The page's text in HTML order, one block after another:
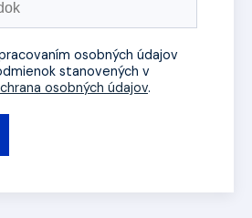
osobných údajov
stanovených v
osobných údajov.